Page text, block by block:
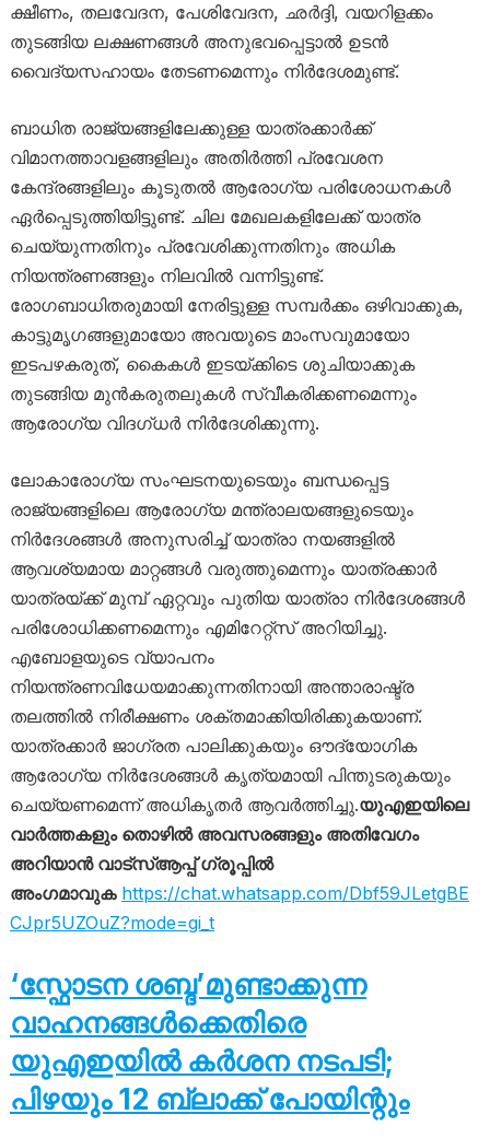
ക്ഷീണം, തലവേദന, പേശിവേദന, ഛർദ്ദി, വയറിളക്കം
തുടങ്ങിയ ലക്ഷണങ്ങൾ അനുഭവപ്പെട്ടാൽ ഉടൻ
വൈദ്യസഹായം തേടണമെന്നും നിർദേശമുണ്ട്.
ബാധിത രാജ്യങ്ങളിലേക്കുള്ള യാത്രക്കാർക്ക്
വിമാനത്താവളങ്ങളിലും അതിർത്തി പ്രവേശന
കേന്ദ്രങ്ങളിലും കൂടുതൽ ആരോഗ്യ പരിശോധനകൾ
ഏർപ്പെടുത്തിയിട്ടുണ്ട്. ചില മേഖലകളിലേക്ക് യാത്ര
ചെയ്യുന്നതിനും പ്രവേശിക്കുന്നതിനും അധിക
നിയന്ത്രണങ്ങളും നിലവിൽ വന്നിട്ടുണ്ട്.
രോഗബാധിതരുമായി നേരിട്ടുള്ള സമ്പർക്കം ഒഴിവാക്കുക,
കാട്ടുമൃഗങ്ങളുമായോ അവയുടെ മാംസവുമായോ
ഇടപഴകരുത്, കൈകൾ ഇടയ്ക്കിടെ ശുചിയാക്കുക
തുടങ്ങിയ മുൻകരുതലുകൾ സ്വീകരിക്കണമെന്നും
ആരോഗ്യ വിദഗ്ധർ നിർദേശിക്കുന്നു.
ലോകാരോഗ്യ സംഘടനയുടെയും ബന്ധപ്പെട്ട
രാജ്യങ്ങളിലെ ആരോഗ്യ മന്ത്രാലയങ്ങളുടെയും
നിർദേശങ്ങൾ അനുസരിച്ച് യാത്രാ നയങ്ങളിൽ
ആവശ്യമായ മാറ്റങ്ങൾ വരുത്തുമെന്നും യാത്രക്കാർ
യാത്രയ്ക്ക് മുമ്പ് ഏറ്റവും പുതിയ യാത്രാ നിർദേശങ്ങൾ
പരിശോധിക്കണമെന്നും എമിറേറ്റ്സ് അറിയിച്ചു.
എബോളയുടെ വ്യാപനം
നിയന്ത്രണവിധേയമാക്കുന്നതിനായി അന്താരാഷ്ട്ര
തലത്തിൽ നിരീക്ഷണം ശക്തമാക്കിയിരിക്കുകയാണ്.
യാത്രക്കാർ ജാഗ്രത പാലിക്കുകയും ഔദ്യോഗിക
ആരോഗ്യ നിർദേശങ്ങൾ കൃത്യമായി പിന്തുടരുകയും
ചെയ്യണമെന്ന് അധികൃതർ ആവർത്തിച്ചു.യുഎഇയിലെ
വാർത്തകളും തൊഴിൽ അവസരങ്ങളും അതിവേഗം
അറിയാൻ വാട്സ്ആപ്പ് ഗ്രൂപ്പിൽ
അംഗമാവുക https://chat.whatsapp.com/Dbf59JLetgBE
CJpr5UZOuZ?mode=gi_t
‘സ്ഫോടന ശബ്ദ’മുണ്ടാക്കുന്ന
വാഹനങ്ങൾക്കെതിരെ
യുഎഇയിൽ കർശന നടപടി;
പിഴയും 12 ബ്ലാക്ക് പോയിന്റും